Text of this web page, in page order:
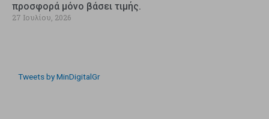
προσφορά μόνο βάσει τιμής.
27 Ιουλίου, 2026
Tweets by MinDigitalGr